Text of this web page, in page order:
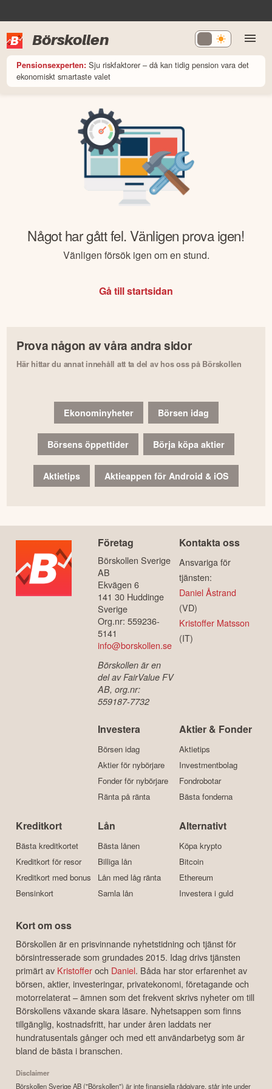
Börskollen
Pensionsexperten: Sju riskfaktorer – då kan tidig pension vara det
ekonomiskt smartaste valet
Något har gått fel. Vänligen prova igen!
Vänligen försök igen om en stund.
Gå till startsidan
Prova någon av våra andra sidor
Här hittar du annat innehåll att ta del av hos oss på Börskollen
Ekonominyheter Börsen idag
Börsens öppettider Börja köpa aktier
Aktietips Aktieappen för Android & iOS
Företag
Börskollen Sverige
AB
Ekvägen 6
141 30 Huddinge
Sverige
Org.nr: 559236-
5141
info@borskollen.se
Börskollen är en
del av FairValue FV
AB, org.nr:
559187-7732
Kontakta oss
Ansvariga för
tjänsten:
Daniel Åstrand
(VD)
Kristoffer Matsson
(IT)
Investera
Börsen idag
Aktier för nybörjare
Fonder för nybörjare
Ränta på ränta
Aktier & Fonder
Aktietips
Investmentbolag
Fondrobotar
Bästa fonderna
Kreditkort
Bästa kreditkortet
Kreditkort för resor
Kreditkort med bonus
Bensinkort
Lån
Bästa lånen
Billiga lån
Lån med låg ränta
Samla lån
Alternativt
Köpa krypto
Bitcoin
Ethereum
Investera i guld
Kort om oss
Börskollen är en prisvinnande nyhetstidning och tjänst för
börsintresserade som grundades 2015. Idag drivs tjänsten
primärt av Kristofferoch Daniel. Båda har stor erfarenhet av
börsen, aktier, investeringar, privatekonomi, företagande och
motorrelaterat – ämnen som det frekvent skrivs nyheter om till
Börskollens växande skara läsare. Nyhetsappen som finns
tillgänglig, kostnadsfritt, har under åren laddats ner
hundratusentals gånger och med ett användarbetyg som är
bland de bästa i branschen.
Disclaimer
Börskollen Sverige AB ("Börskollen") är inte finansiella rådgivare, står inte under